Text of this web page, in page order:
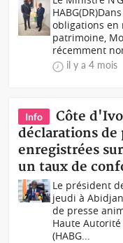
obligations en
patrimoine,
récemment
il y a 4 mois
Info
Côte
déclarations
enregistrées
un taux de
Le président
jeudi à
de presse
Haute
(HABG...